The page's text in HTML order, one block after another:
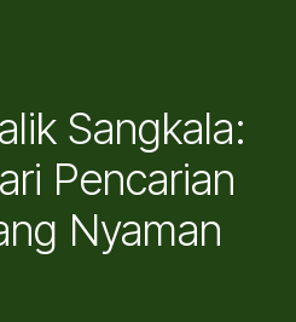
Sangkala:
Pencarian
Nyaman